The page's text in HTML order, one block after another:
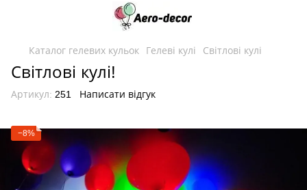
Каталог гелевих кульок Гелеві кулі Світлові кулі
Світлові кулі!
Артикул: 251 Написати відгук
−8%